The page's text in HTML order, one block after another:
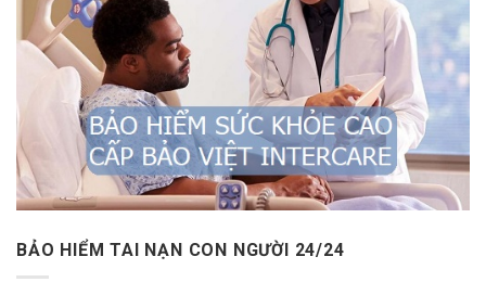
BẢO HIỂM TAI NẠN CON NGƯỜI 24/24